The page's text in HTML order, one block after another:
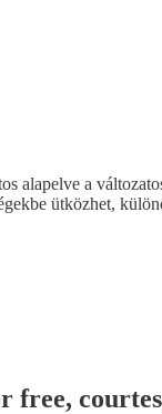
alapelve a
ütközhet,
free,